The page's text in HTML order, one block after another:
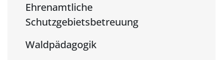
Ehrenamtliche
Schutzgebietsbetreuung
Waldpädagogik